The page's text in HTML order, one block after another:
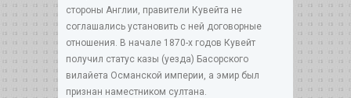
стороны Англии, правители Кувейта не
соглашались установить с ней договорные
отношения. В начале 1870-х годов Кувейт
получил статус казы (уезда) Басорского
вилайета Османской империи, а эмир был
признан наместником султана.